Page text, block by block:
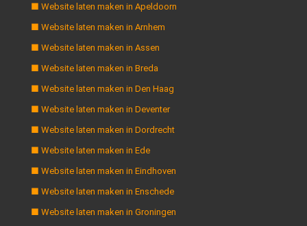
■ Website laten maken in Apeldoorn
■ Website laten maken in Arnhem
■ Website laten maken in Assen
■ Website laten maken in Breda
■ Website laten maken in Den Haag
■ Website laten maken in Deventer
■ Website laten maken in Dordrecht
■ Website laten maken in Ede
■ Website laten maken in Eindhoven
■ Website laten maken in Enschede
■ Website laten maken in Groningen